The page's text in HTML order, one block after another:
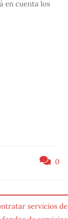
en cuenta los
0
servicios de